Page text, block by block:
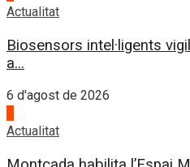
Actualitat
Biosensors intel·ligents
a...
6 d'agost de 2026
Actualitat